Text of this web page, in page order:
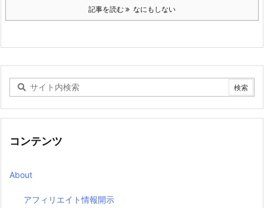
記事を読む なにもしない
コンテンツ
About
アフィリエイト情報開示